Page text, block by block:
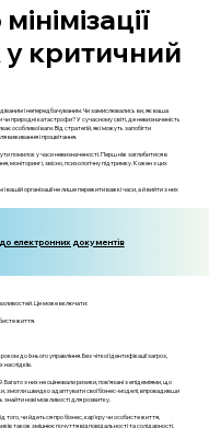
у критичний
і непередбачуваним. Чи замислювались ви, як ваша
природні катастрофи? У сучасному світі, де невизначеність
особливої ваги. Від стратегій, які можуть запобігти
виживання і процвітання.
помилок у часи невизначеності. Перш ніж заглибитися в
моніторинг і, звісно, психологічну підтримку. Кожен з цих
організації не лише пережити важкі часи, а й вийти з них
електронних документів
Це може включати:
життя.
до їхнього управління. Без чіткої ідентифікації загроз,
з них не оцінювали ризики, пов'язані з епідеміями, що
змогли швидко адаптувати свої бізнес-моделі, впровадивши
знайти нові можливості для розвитку.
чи йдеться про бізнес, кар'єру чи особисте життя,
також зміцнює почуття відповідальності та солідарності,